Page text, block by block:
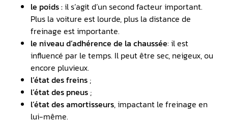
le poids :il s’agit d’un second facteur important.
Plus la voiture est lourde, plus la distance de
freinage est importante.
le niveau d’adhérence de la chaussée: il est
influencé par le temps. Il peut être sec, neigeux, ou
encore pluvieux.
l’état des freins ;
l’état des pneus ;
l’état des amortisseurs, impactant le freinage en
lui-même.